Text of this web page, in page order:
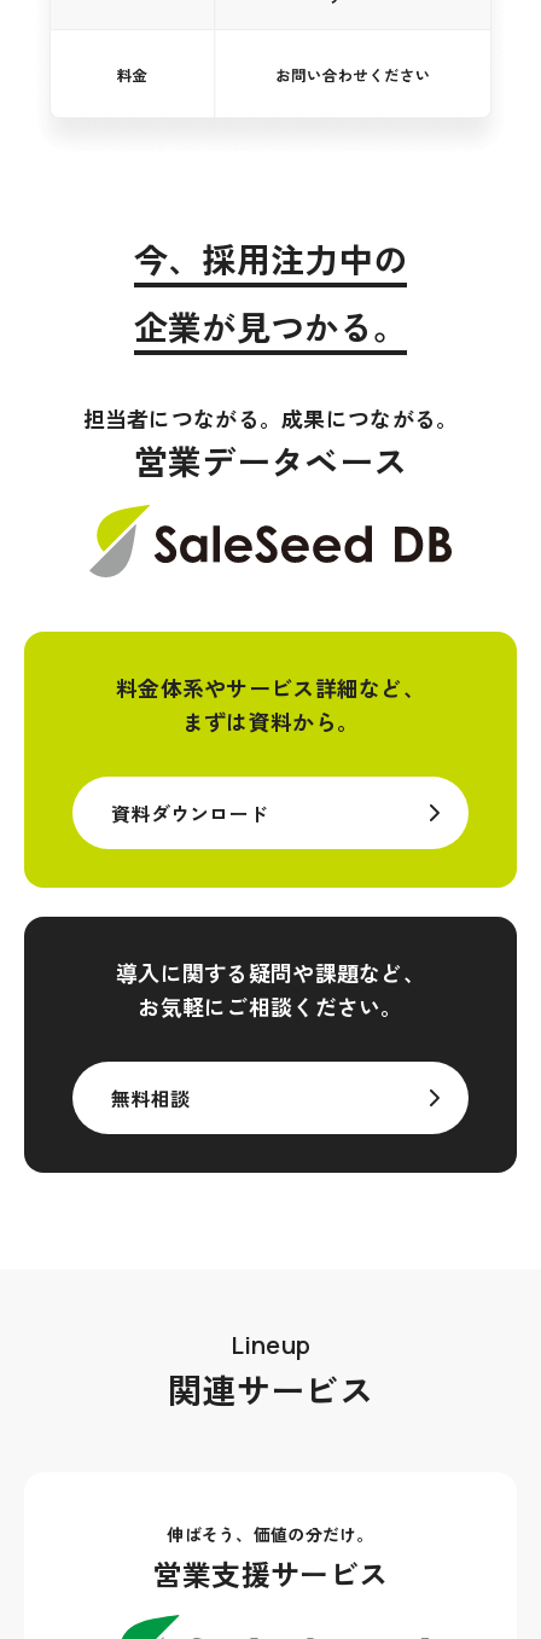
今、採用注力中の
企業が見つかる。
担当者につながる。成果につながる。
営業データベース
料金体系やサービス詳細など、
まずは資料から。
資料ダウンロード
導入に関する疑問や課題など、
お気軽にご相談ください。
無料相談
Lineup
関連サービス
伸ばそう、価値の分だけ。
営業支援サービス